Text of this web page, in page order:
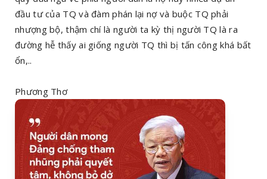
đầu tư của TQ và đàm phán lại nợ và buộc TQ phải
nhượng bộ, thậm chí là người ta kỳ thị người TQ là ra
đường hễ thấy ai giống người TQ thì bị tấn công khá bất
ổn,..
Phương Thơ